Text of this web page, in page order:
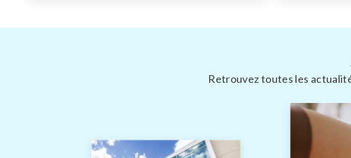
Retrouvez toutes les